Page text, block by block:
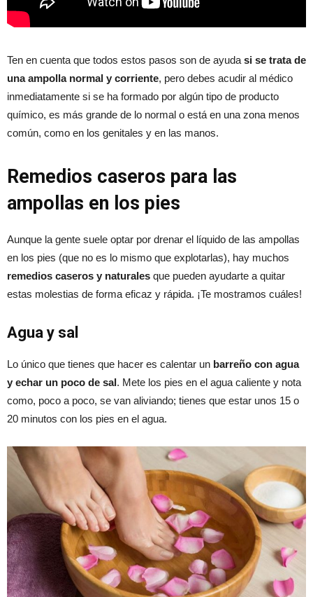
Ten en cuenta que todos estos pasos son de ayuda si se trata de
una ampolla normal y corriente, pero debes acudir al médico
inmediatamente si se ha formado por algún tipo de producto
químico, es más grande de lo normal o está en una zona menos
común, como en los genitales y en las manos.
Remedios caseros para las
ampollas en los pies
Aunque la gente suele optar por drenar el líquido de las ampollas
en los pies (que no es lo mismo que explotarlas), hay muchos
remedios caseros y naturales que pueden ayudarte a quitar
estas molestias de forma eficaz y rápida. ¡Te mostramos cuáles!
Agua y sal
Lo único que tienes que hacer es calentar un barreño con agua
y echar un poco de sal. Mete los pies en el agua caliente y nota
como, poco a poco, se van aliviando; tienes que estar unos 15 o
20 minutos con los pies en el agua.